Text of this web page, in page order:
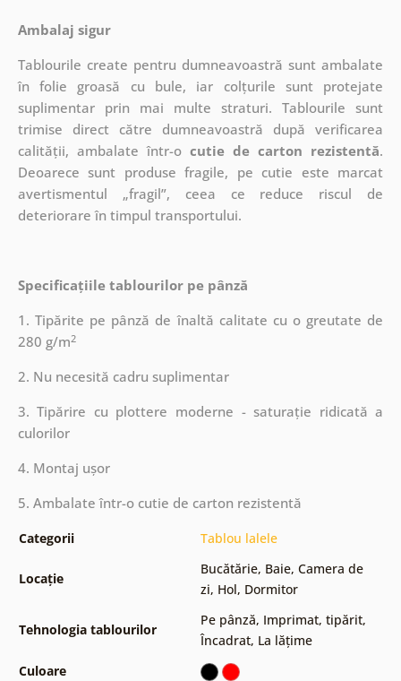
Ambalaj sigur
Tablourile create pentru dumneavoastră sunt ambalate
în folie groasă cu bule, iar colțurile sunt protejate
suplimentar prin mai multe straturi.Tablourile sunt
trimise direct către dumneavoastră după verificarea
calității, ambalate într-o cutie de carton rezistentă.
Deoarece sunt produse fragile, pe cutie este marcat
avertismentul „fragil”, ceea ce reduce riscul de
deteriorare în timpul transportului.
Specificațiile tablourilor pe pânză
1. Tipărite pe pânză de înaltă calitate cu o greutate de
280 g/m2
2. Nu necesită cadru suplimentar
3. Tipărire cu plottere moderne - saturație ridicată a
culorilor
4. Montaj ușor
5. Ambalate într-o cutie de carton rezistentă
Categorii Tablou lalele
Locație
Bucătărie, Baie, Camera de
zi, Hol, Dormitor
Tehnologia tablourilor
Pe pânză, Imprimat, tipărit,
Încadrat, La lățime
Culoare